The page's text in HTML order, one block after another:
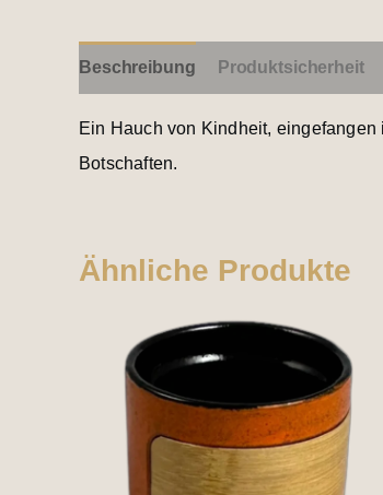
Beschreibung Produktsicherheit
Ein Hauch von Kindheit,
Botschaften.
Ähnliche Produkte